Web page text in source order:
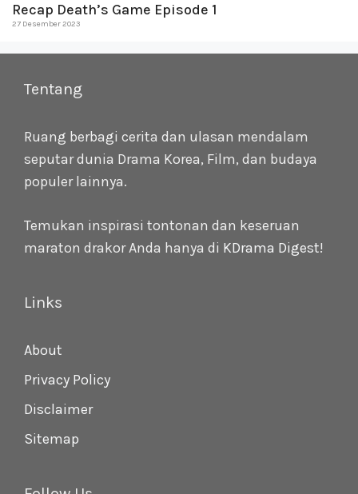
Recap Death’s Game Episode 1
27 Desember 2023
Tentang
Ruang berbagi cerita dan ulasan mendalam
seputar dunia Drama Korea, Film, dan budaya
populer lainnya.
Temukan inspirasi tontonan dan keseruan
maraton drakor Anda hanya di KDrama Digest!
Links
About
Privacy Policy
Disclaimer
Sitemap